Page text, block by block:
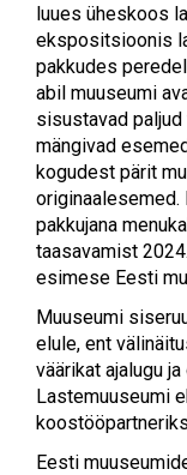
luues üheskoos
ekspositsioonis
pakkudes
abil muuseumi
sisustavad
mängivad
kogudest pärit
pakkujana
taasavamist
esimese Eesti
Muuseumi
elule, ent
väärikat ajalugu
Lastemuuseumi
Eesti